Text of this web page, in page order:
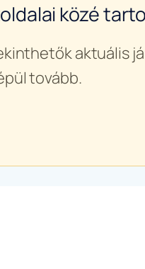
közé
aktuális
tovább.